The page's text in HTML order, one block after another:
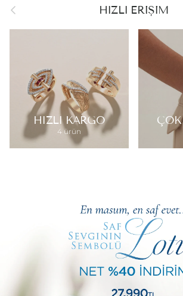
Önceki HIZLI ERİŞİM
HIZLI KARGO
4 ürün
ÇOK